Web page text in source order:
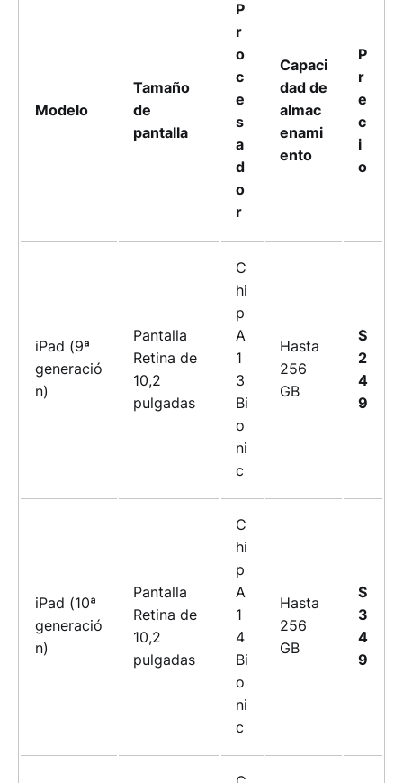
Modelo
Tamaño
de
pantalla
P
r
o
c
e
s
a
d
o
r
Capaci
dad de
almac
enami
ento
P
r
e
c
i
o
iPad (9ª
generació
n)
Pantalla
Retina de
10,2
pulgadas
C
hi
p
A
1
3
Bi
o
ni
c
Hasta
256
GB
$
2
4
9
iPad (10ª
generació
n)
Pantalla
Retina de
10,2
pulgadas
C
hi
p
A
1
4
Bi
o
ni
c
Hasta
256
GB
$
3
4
9